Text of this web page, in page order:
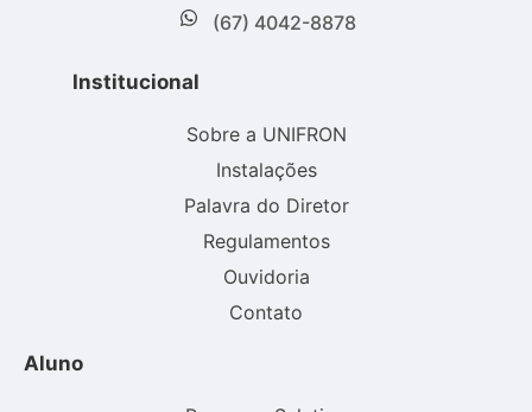
(67) 4042-8878
Institucional
Sobre a UNIFRON
Instalações
Palavra do Diretor
Regulamentos
Ouvidoria
Contato
Aluno